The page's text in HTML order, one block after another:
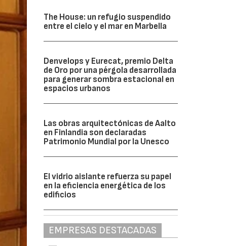
The House: un refugio suspendido
entre el cielo y el mar en Marbella
Denvelops y Eurecat, premio Delta
de Oro por una pérgola desarrollada
para generar sombra estacional en
espacios urbanos
Las obras arquitectónicas de Aalto
en Finlandia son declaradas
Patrimonio Mundial por la Unesco
El vidrio aislante refuerza su papel
en la eficiencia energética de los
edificios
EMPRESAS DESTACADAS